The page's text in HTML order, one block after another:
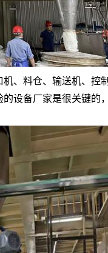
、料仓、输送机、
设备厂家是很关键